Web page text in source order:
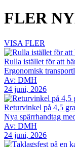
FLER
VISA FLER
Rulla istället för att
Ergonomisk
Av: DMH
24 juni, 2026
Returvinkel på 4,5
Nya spärrhandtag
Av: DMH
24 juni, 2026